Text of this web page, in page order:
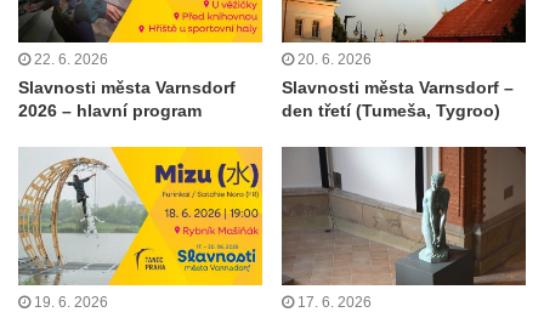
22. 6. 2026
Slavnosti města Varnsdorf
2026 – hlavní program
20. 6. 2026
Slavnosti města Varnsdorf –
den třetí (Tumeša, Tygroo)
19. 6. 2026 17. 6. 2026